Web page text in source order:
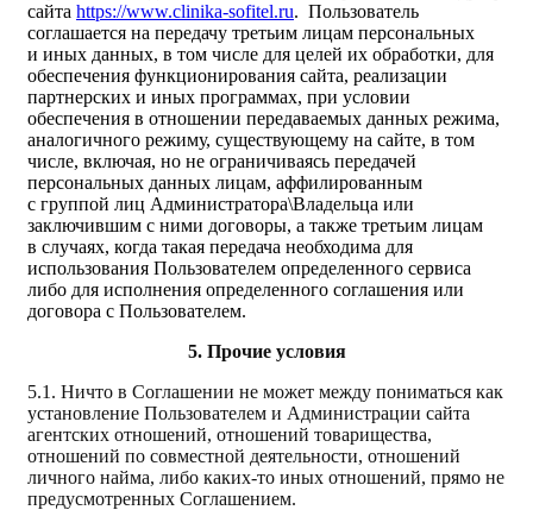
сайта https://www.clinika-sofitel.ru. Пользователь
соглашается на передачу третьим лицам персональных
и иных данных, в том числе для целей их обработки, для
обеспечения функционирования сайта, реализации
партнерских и иных программах, при условии
обеспечения в отношении передаваемых данных режима,
аналогичного режиму, существующему на сайте, в том
числе, включая, но не ограничиваясь передачей
персональных данных лицам, аффилированным
с группой лиц Администратора\Владельца или
заключившим с ними договоры, а также третьим лицам
в случаях, когда такая передача необходима для
использования Пользователем определенного сервиса
либо для исполнения определенного соглашения или
договора с Пользователем.
5. Прочие условия
5.1. Ничто в Соглашении не может между пониматься как
установление Пользователем и Администрации сайта
агентских отношений, отношений товарищества,
отношений по совместной деятельности, отношений
личного найма, либо каких-то иных отношений, прямо не
предусмотренных Соглашением.